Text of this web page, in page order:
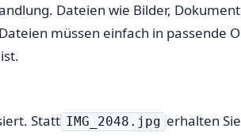
Dateien wie Bilder,
müssen einfach in passende
Statt IMG_2048.jpg erhalten